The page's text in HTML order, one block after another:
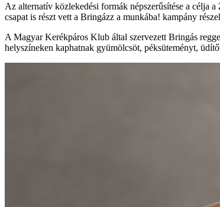
Az alternatív közlekedési formák népszerűsítése a célja
csapat is részt vett a Bringázz a munkába! kampány
A Magyar Kerékpáros Klub által szervezett Bringás
helyszíneken kaphatnak gyümölcsöt, péksüteményt,